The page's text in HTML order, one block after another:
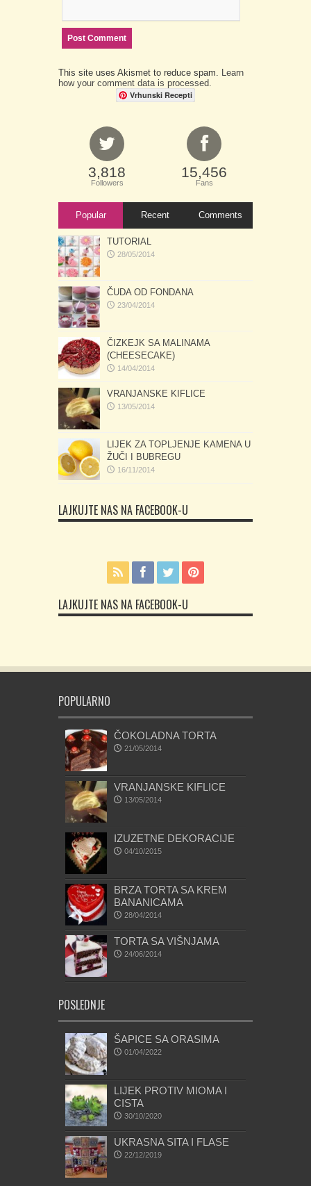
This site uses Akismet to reduce spam. Learn
how your comment data is processed.
Vrhunski Recepti
3,818
Followers
15,456
Fans
Popular Recent Comments
TUTORIAL
28/05/2014
ČUDA OD FONDANA
23/04/2014
ČIZKEJK SA MALINAMA
(CHEESECAKE)
14/04/2014
VRANJANSKE KIFLICE
13/05/2014
LIJEK ZA TOPLJENJE KAMENA U
ŽUČI I BUBREGU
16/11/2014
LAJKUJTE NAS NA FACEBOOK-U
LAJKUJTE NAS NA FACEBOOK-U
POPULARNO
ČOKOLADNA TORTA
21/05/2014
VRANJANSKE KIFLICE
13/05/2014
IZUZETNE DEKORACIJE
04/10/2015
BRZA TORTA SA KREM
BANANICAMA
28/04/2014
TORTA SA VIŠNJAMA
24/06/2014
POSLEDNJE
ŠAPICE SA ORASIMA
01/04/2022
LIJEK PROTIV MIOMA I
CISTA
30/10/2020
UKRASNA SITA I FLASE
22/12/2019